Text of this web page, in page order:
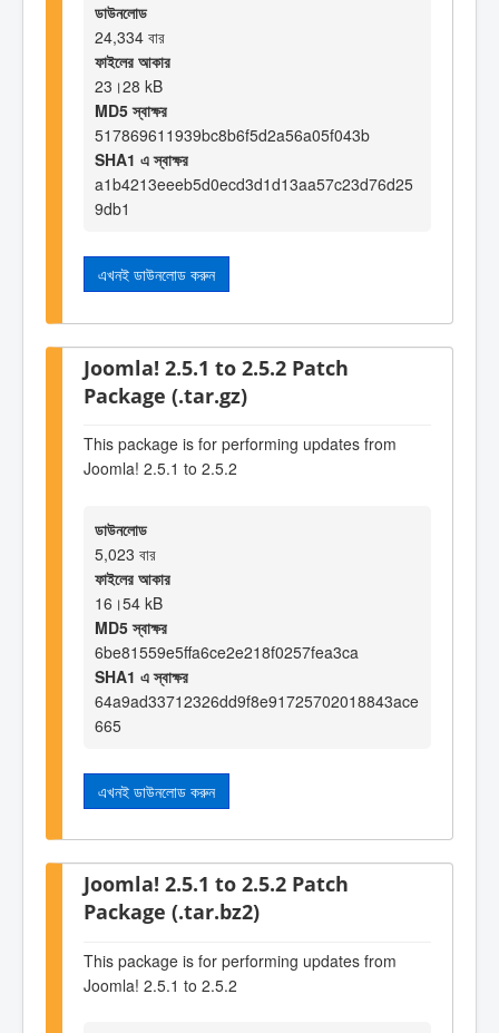
ডাউনলোড
24,334 বার
ফাইলের আকার
23।28 kB
MD5 স্বাক্ষর
517869611939bc8b6f5d2a56a05f043b
SHA1 এ স্বাক্ষর
a1b4213eeeb5d0ecd3d1d13aa57c23d76d25
9db1
এখনই ডাউনলোড করুন
Joomla! 2.5.1 to 2.5.2 Patch
Package (.tar.gz)
This package is for performing updates from
Joomla! 2.5.1 to 2.5.2
ডাউনলোড
5,023 বার
ফাইলের আকার
16।54 kB
MD5 স্বাক্ষর
6be81559e5ffa6ce2e218f0257fea3ca
SHA1 এ স্বাক্ষর
64a9ad33712326dd9f8e91725702018843ace
665
এখনই ডাউনলোড করুন
Joomla! 2.5.1 to 2.5.2 Patch
Package (.tar.bz2)
This package is for performing updates from
Joomla! 2.5.1 to 2.5.2